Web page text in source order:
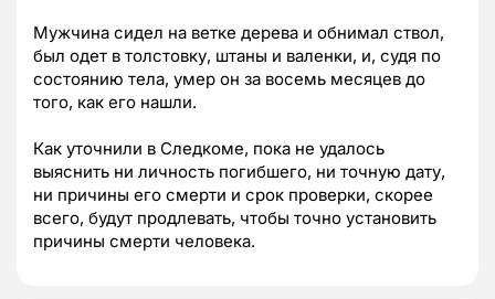
Мужчина сидел на ветке дерева и обнимал ствол,
был одет в толстовку, штаны и валенки, и, судя по
состоянию тела, умер он за восемь месяцев до
того, как его нашли.
Как уточнили в Следкоме, пока не удалось
выяснить ни личность погибшего, ни точную дату,
ни причины его смерти и срок проверки, скорее
всего, будут продлевать, чтобы точно установить
причины смерти человека.